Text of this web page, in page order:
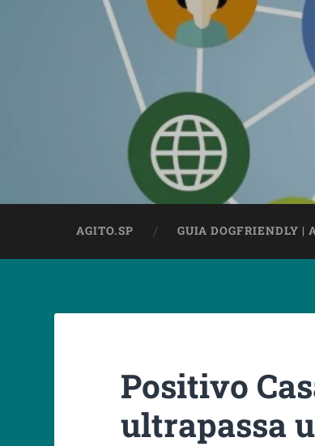
AGITO.SP GUIA DOGFRIENDLY |
Positivo
ultrapassa